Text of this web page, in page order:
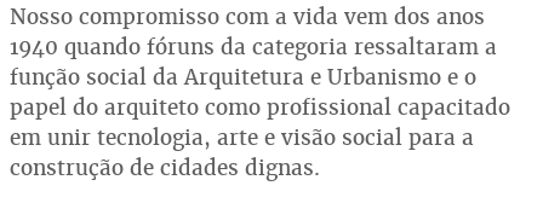
Nosso compromisso com a vida vem dos anos
1940 quando fóruns da categoria ressaltaram a
função social da Arquitetura e Urbanismo e o
papel do arquiteto como profissional capacitado
em unir tecnologia, arte e visão social para a
construção de cidades dignas.